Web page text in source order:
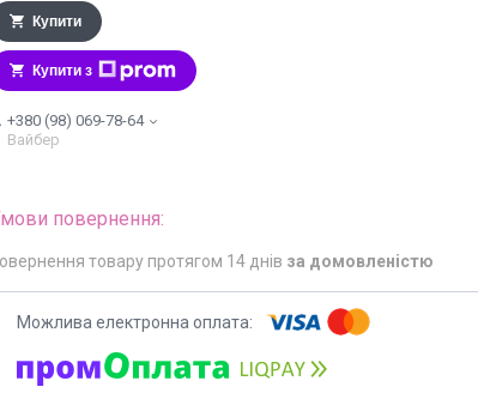
Купити
Купити з
+380 (98) 069-78-64
Вайбер
товару протягом 14 днів за домовленістю